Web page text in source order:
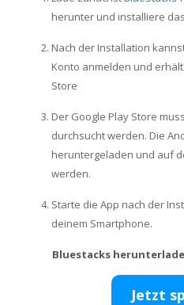
herunter und installiere
Nach der Installation
Konto anmelden und
Store
Der Google Play Store
durchsucht werden. Die
heruntergeladen und auf
werden.
Starte die App nach der
deinem Smartphone.
Bluestacks
Jetzt